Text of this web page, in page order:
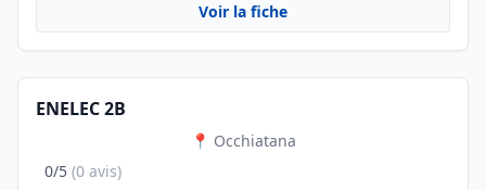
Voir la fiche
ENELEC 2B
📍 Occhiatana
0/5 (0 avis)